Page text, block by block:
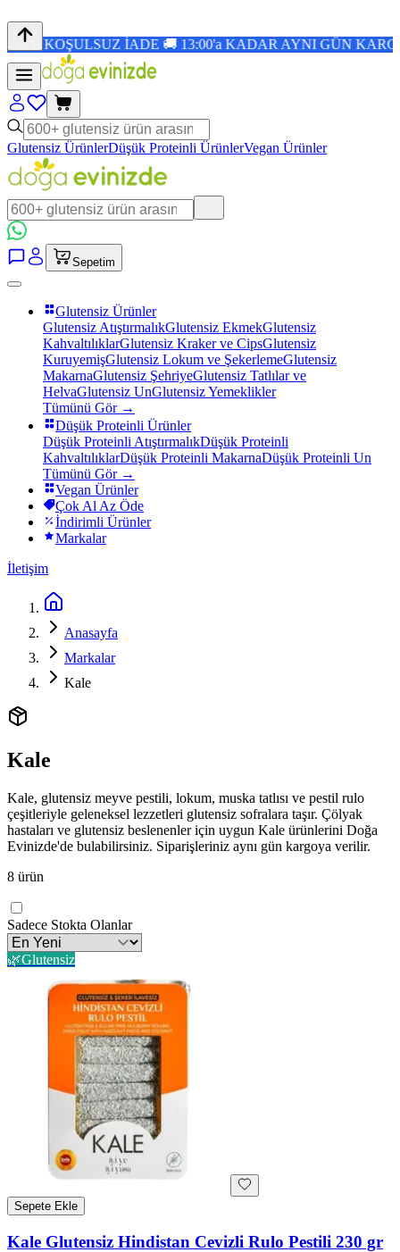
İADE 🚚 13:00'a KADAR AYNI GÜN KARGO 🎉
Glutensiz ÜrünlerDüşük Proteinli ÜrünlerVegan Ürünler
Sepetim
Glutensiz Ürünler
Glutensiz AtıştırmalıkGlutensiz EkmekGlutensiz
KahvaltılıklarGlutensiz Kraker ve CipsGlutensiz
KuruyemişGlutensiz Lokum ve ŞekerlemeGlutensiz
MakarnaGlutensiz ŞehriyeGlutensiz Tatlılar ve
HelvaGlutensiz UnGlutensiz Yemeklikler
Tümünü Gör →
Düşük Proteinli Ürünler
Düşük Proteinli AtıştırmalıkDüşük Proteinli
KahvaltılıklarDüşük Proteinli MakarnaDüşük Proteinli Un
Tümünü Gör →
Vegan Ürünler
Çok Al Az Öde
İndirimli Ürünler
Markalar
İletişim
Anasayfa
Markalar
Kale
Kale
Kale, glutensiz meyve pestili, lokum, muska tatlısı ve pestil rulo
çeşitleriyle geleneksel lezzetleri glutensiz sofralara taşır. Çölyak
hastaları ve glutensiz beslenenler için uygun Kale ürünlerini Doğa
Evinizde'de bulabilirsiniz. Siparişleriniz aynı gün kargoya verilir.
8 ürün
Sadece Stokta Olanlar
🌿Glutensiz
Sepete Ekle
Kale Glutensiz Hindistan Cevizli Rulo Pestili 230 gr